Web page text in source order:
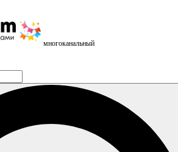
многоканальный